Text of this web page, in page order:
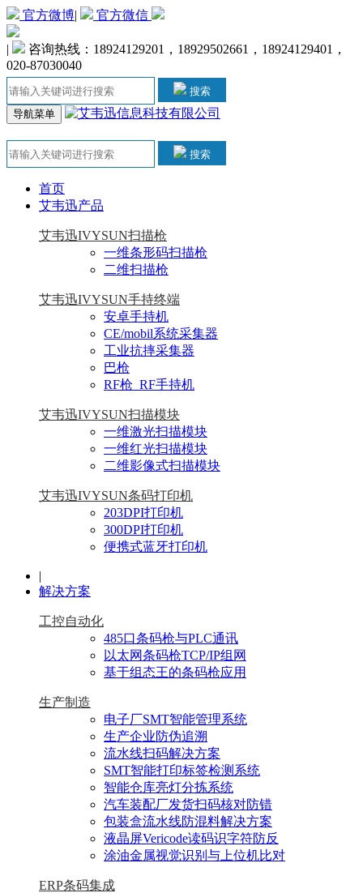
官方微博| 官方微信
|
咨询热线：18924129201，18929502661，18924129401，
020-87030040
搜索
导航菜单
搜索
首页
艾韦迅产品
艾韦迅IVYSUN扫描枪
一维条形码扫描枪
二维扫描枪
艾韦迅IVYSUN手持终端
安卓手持机
CE/mobil系统采集器
工业抗摔采集器
巴枪
RF枪_RF手持机
艾韦迅IVYSUN扫描模块
一维激光扫描模块
一维红光扫描模块
二维影像式扫描模块
艾韦迅IVYSUN条码打印机
203DPI打印机
300DPI打印机
便携式蓝牙打印机
|
解决方案
工控自动化
485口条码枪与PLC通讯
以太网条码枪TCP/IP组网
基于组态王的条码枪应用
生产制造
电子厂SMT智能管理系统
生产企业防伪追溯
流水线扫码解决方案
SMT智能打印标签检测系统
智能仓库亮灯分拣系统
汽车装配厂发货扫码核对防错
包装盒流水线防混料解决方案
液晶屏Vericode读码识字符防反
涂油金属视觉识别与上位机比对
ERP条码集成